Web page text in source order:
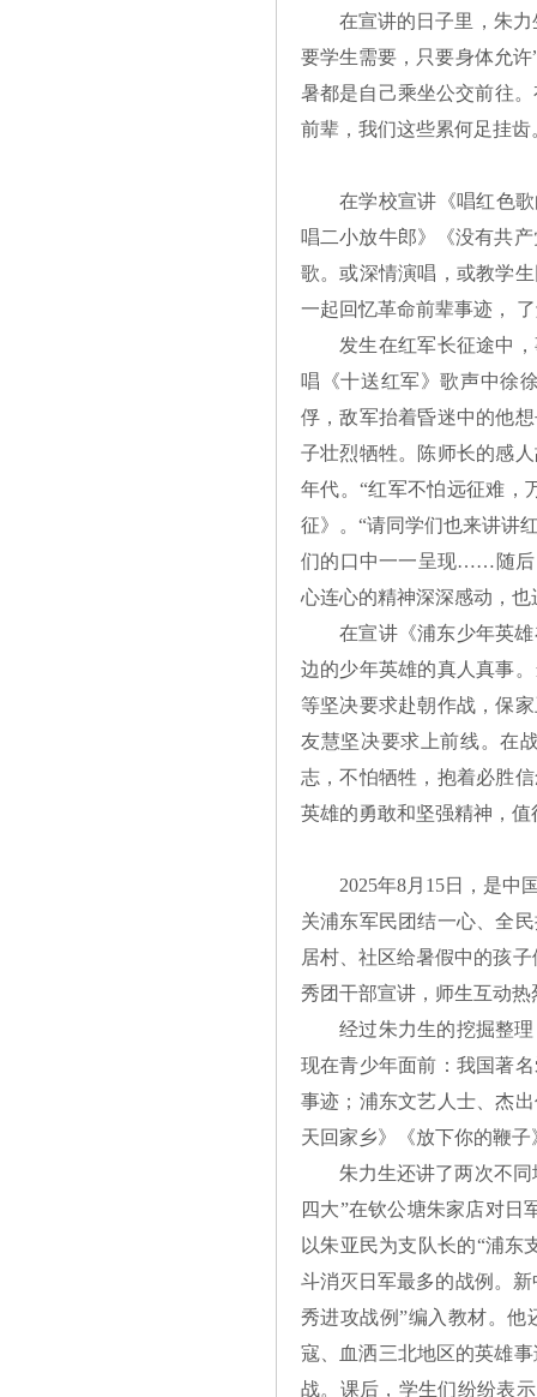
在宣讲的日子里，朱
要学生需要，只要身体允
暑都是自己乘坐公交前往
前辈，我们这些累何足挂齿
在学校宣讲《唱红色
唱二小放牛郎》《没有共
歌。或深情演唱，或教学
一起回忆革命前辈事迹，
发生在红军长征途中
唱《十送红军》歌声中徐
俘，敌军抬着昏迷中的他
子壮烈牺牲。陈师长的感
年代。“红军不怕远征难，
征》。“请同学们也来讲讲
们的口中一一呈现……随后
心连心的精神深深感动，
在宣讲《浦东少年英
边的少年英雄的真人真事
等坚决要求赴朝作战，保
友慧坚决要求上前线。在
志，不怕牺牲，抱着必胜
英雄的勇敢和坚强精神，
2025年8月15日，是中
关浦东军民团结一心、全
居村、社区给暑假中的孩
秀团干部宣讲，师生互动热
经过朱力生的挖掘整
现在青少年面前：我国著
事迹；浦东文艺人士、杰
天回家乡》《放下你的鞭
朱力生还讲了两次不
四大”在钦公塘朱家店对日
以朱亚民为支队长的“浦东
斗消灭日军最多的战例。
秀进攻战例”编入教材。他
寇、血洒三北地区的英雄
战。课后，学生们纷纷表